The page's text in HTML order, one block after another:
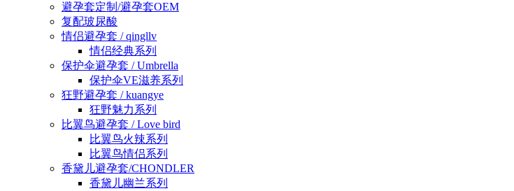
避孕套定制/避孕套OEM
复配玻尿酸
情侣避孕套 / qingllv
情侣经典系列
保护伞避孕套 / Umbrella
保护伞VE滋养系列
狂野避孕套 / kuangye
狂野魅力系列
比翼鸟避孕套 / Love bird
比翼鸟火辣系列
比翼鸟情侣系列
香黛儿避孕套/CHONDLER
香黛儿幽兰系列